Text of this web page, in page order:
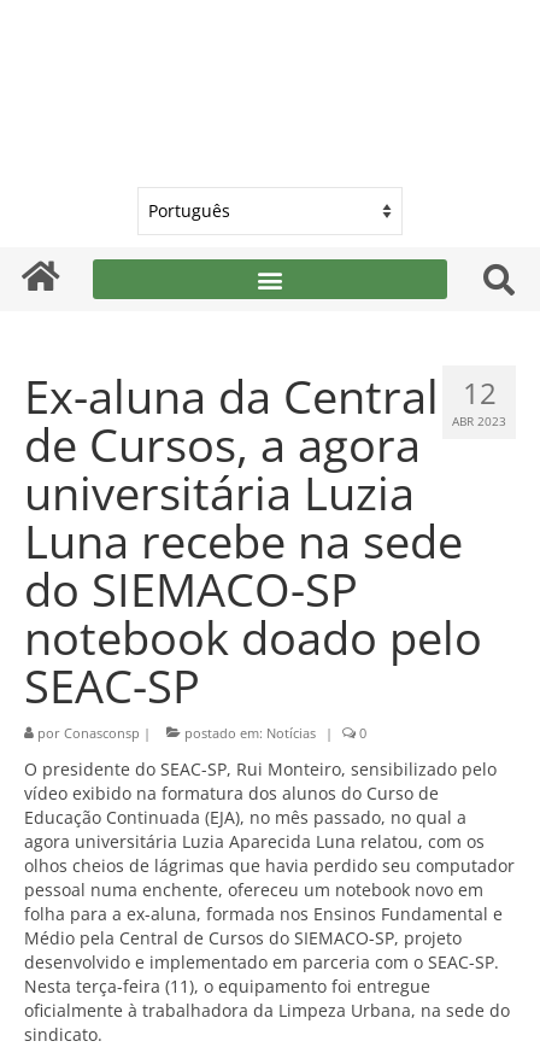
12
ABR 2023
Ex-aluna da Central
de Cursos, a agora
universitária Luzia
Luna recebe na sede
do SIEMACO-SP
notebook doado pelo
SEAC-SP
por Conasconsp | postado em: Notícias | 0
O presidente do SEAC-SP, Rui Monteiro, sensibilizado pelo
vídeo exibido na formatura dos alunos do Curso de
Educação Continuada (EJA), no mês passado, no qual a
agora universitária Luzia Aparecida Luna relatou, com os
olhos cheios de lágrimas que havia perdido seu computador
pessoal numa enchente, ofereceu um notebook novo em
folha para a ex-aluna, formada nos Ensinos Fundamental e
Médio pela Central de Cursos do SIEMACO-SP, projeto
desenvolvido e implementado em parceria com o SEAC-SP.
Nesta terça-feira (11), o equipamento foi entregue
oficialmente à trabalhadora da Limpeza Urbana, na sede do
sindicato.